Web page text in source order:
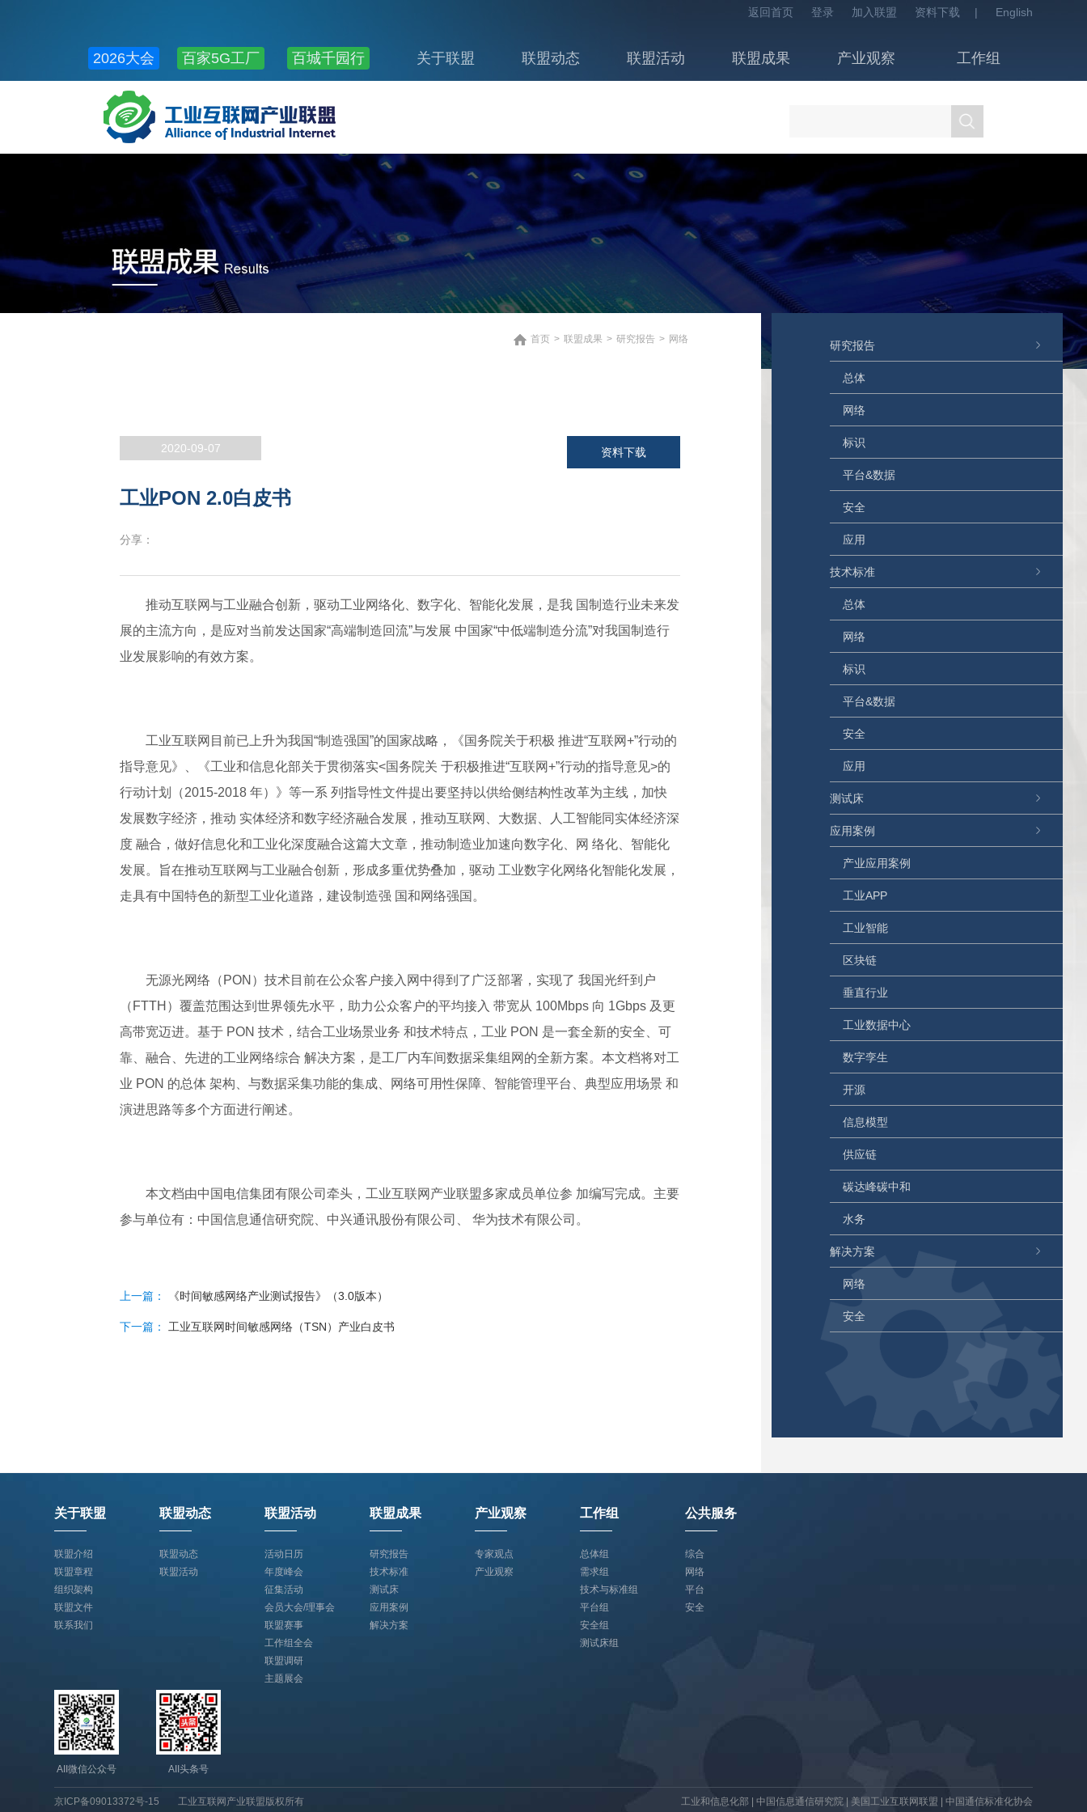
返回首页 登录 加入联盟 资料下载 | English
2026大会 百家5G工厂 百城千园行 关于联盟 联盟动态 联盟活动 联盟成果 产业观察
工作组
公共服务
首页 > 联盟成果 > 研究报告 > 网络
2020-09-07 资料下载
工业PON 2.0白皮书
分享：
推动互联网与工业融合创新，驱动工业网络化、数字化、智能化发展，是我 国制造行业未来发
展的主流方向，是应对当前发达国家“高端制造回流”与发展 中国家“中低端制造分流”对我国制造行
业发展影响的有效方案。
工业互联网目前已上升为我国“制造强国”的国家战略，《国务院关于积极 推进“互联网+”行动的
指导意见》、《工业和信息化部关于贯彻落实<国务院关 于积极推进“互联网+”行动的指导意见>的
行动计划（2015-2018 年）》等一系 列指导性文件提出要坚持以供给侧结构性改革为主线，加快
发展数字经济，推动 实体经济和数字经济融合发展，推动互联网、大数据、人工智能同实体经济深
度 融合，做好信息化和工业化深度融合这篇大文章，推动制造业加速向数字化、网 络化、智能化
发展。旨在推动互联网与工业融合创新，形成多重优势叠加，驱动 工业数字化网络化智能化发展，
走具有中国特色的新型工业化道路，建设制造强 国和网络强国。
无源光网络（PON）技术目前在公众客户接入网中得到了广泛部署，实现了 我国光纤到户
（FTTH）覆盖范围达到世界领先水平，助力公众客户的平均接入 带宽从 100Mbps 向 1Gbps 及更
高带宽迈进。基于 PON 技术，结合工业场景业务 和技术特点，工业 PON 是一套全新的安全、可
靠、融合、先进的工业网络综合 解决方案，是工厂内车间数据采集组网的全新方案。本文档将对工
业 PON 的总体 架构、与数据采集功能的集成、网络可用性保障、智能管理平台、典型应用场景 和
演进思路等多个方面进行阐述。
本文档由中国电信集团有限公司牵头，工业互联网产业联盟多家成员单位参 加编写完成。主要
参与单位有：中国信息通信研究院、中兴通讯股份有限公司、 华为技术有限公司。
上一篇： 《时间敏感网络产业测试报告》（3.0版本）
下一篇： 工业互联网时间敏感网络（TSN）产业白皮书
研究报告
总体
网络
标识
平台&数据
安全
应用
技术标准
总体
网络
标识
平台&数据
安全
应用
测试床
应用案例
产业应用案例
工业APP
工业智能
区块链
垂直行业
工业数据中心
数字孪生
开源
信息模型
供应链
碳达峰碳中和
水务
解决方案
网络
安全
关于联盟
联盟介绍
联盟章程
组织架构
联盟文件
联系我们
联盟动态
联盟动态
联盟活动
联盟活动
活动日历
年度峰会
征集活动
会员大会/理事会
联盟赛事
工作组全会
联盟调研
主题展会
联盟成果
研究报告
技术标准
测试床
应用案例
解决方案
产业观察
专家观点
产业观察
工作组
总体组
需求组
技术与标准组
平台组
安全组
测试床组
公共服务
综合
网络
平台
安全
AII微信公众号 AII头条号
京ICP备09013372号-15 工业互联网产业联盟版权所有 工业和信息化部 中国信息通信研究院 美国工业互联网联盟 中国通信标准化协会